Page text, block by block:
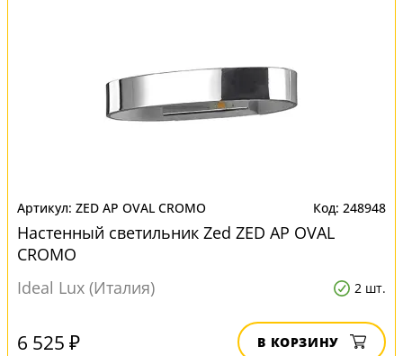
ZED AP OVAL CROMO 248948
Настенный светильник Zed ZED AP OVAL
CROMO
Ideal Lux (Италия)
2 шт.
6 525 ₽ В КОРЗИНУ